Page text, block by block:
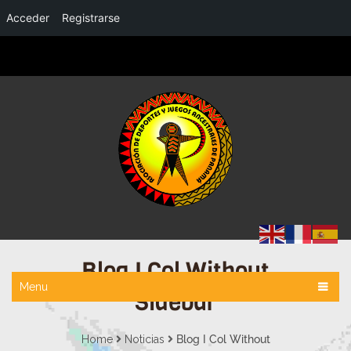
Acceder Registrarse
Menu
Blog I Col Without
Sidebar
Home Noticias Blog I Col Without